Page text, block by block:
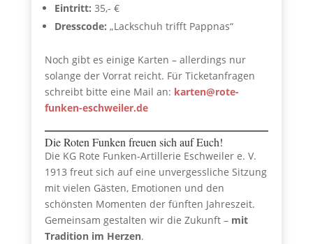
Eintritt: 35,- €
Dresscode: „Lackschuh trifft Pappnas“
Noch gibt es einige Karten – allerdings nur
solange der Vorrat reicht. Für Ticketanfragen
schreibt bitte eine Mail an: karten@rote-
funken-eschweiler.de
Die Roten Funken freuen sich auf Euch!
Die KG Rote Funken-Artillerie Eschweiler e. V.
1913 freut sich auf eine unvergessliche Sitzung
mit vielen Gästen, Emotionen und den
schönsten Momenten der fünften Jahreszeit.
Gemeinsam gestalten wir die Zukunft – mit
Tradition im Herzen.